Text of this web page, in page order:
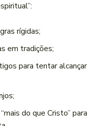
rígidas;
em tradições;
para tentar alcançar
do que Cristo” para